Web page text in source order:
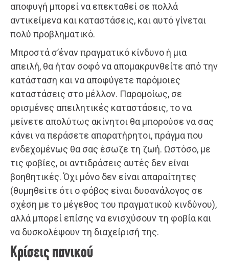
αποφυγή μπορεί να επεκταθεί σε πολλά
αντικείμενα και καταστάσεις, και αυτό γίνεται
πολύ προβληματικό.
Μπροστά σ’έναν πραγματικό κίνδυνο ή μια
απειλή, θα ήταν σοφό να απομακρυνθείτε από την
κατάσταση και να αποφύγετε παρόμοιες
καταστάσεις στο μέλλον. Παρομοίως, σε
ορισμένες απειλητικές καταστάσεις, το να
μείνετε απολύτως ακίνητοι θα μπορούσε να σας
κάνει να περάσετε απαρατήρητοι, πράγμα που
ενδεχομένως θα σας έσωζε τη ζωή. Ωστόσο, με
τις φοβίες, οι αντιδράσεις αυτές δεν είναι
βοηθητικές. Όχι μόνο δεν είναι απαραίτητες
(θυμηθείτε ότι ο φόβος είναι δυσανάλογος σε
σχέση με το μέγεθος του πραγματικού κινδύνου),
αλλά μπορεί επίσης να ενισχύσουν τη φοβία και
να δυσκολέψουν τη διαχείρισή της.
Κρίσεις πανικού